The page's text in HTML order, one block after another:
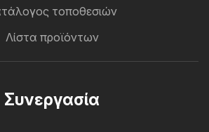
τοποθεσιών
Λίστα προϊόντων
Συνεργασία